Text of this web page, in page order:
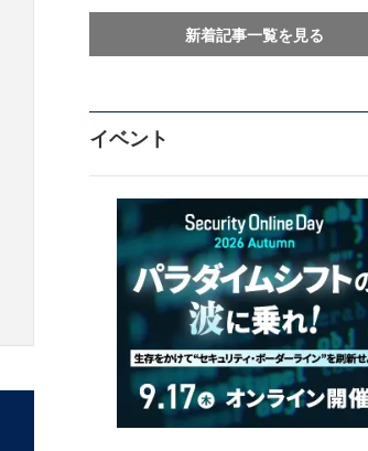
新着記事一覧を見る
イベント